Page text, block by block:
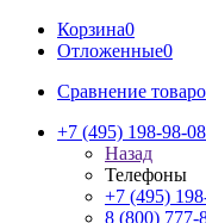
Корзина0
Отложенные0
Сравнение
+7 (495) 198-98-08
Назад
Телефоны
+7 (495)
8 (800) 777-